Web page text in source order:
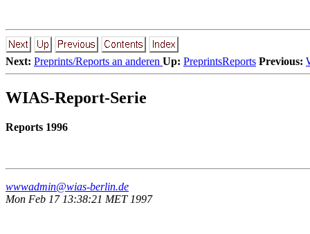
Next: Preprints/Reports an anderen Up: PreprintsReports Previous:
WIAS-Report-Serie
Reports 1996
wwwadmin@wias-berlin.de
Mon Feb 17 13:38:21 MET 1997